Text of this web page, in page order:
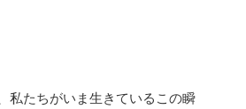
私たちがいま生きているこの瞬